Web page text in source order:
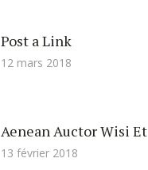
Post a Link
12 mars 2018
Aenean Auctor Wisi Et
13 février 2018